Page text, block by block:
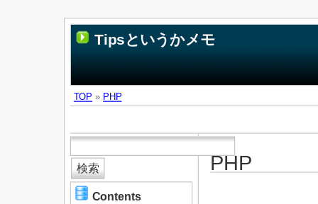
Tipsというかメモ
TOP » PHP
Contents
PHP